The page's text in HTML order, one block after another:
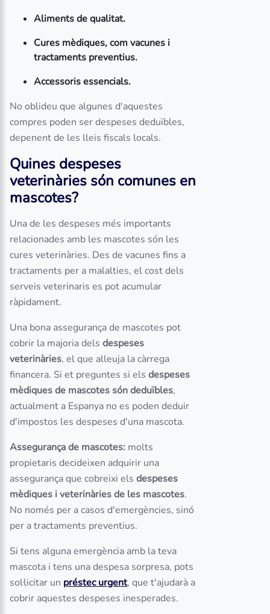
Aliments de qualitat.
Cures mèdiques, com vacunes i
tractaments preventius.
Accessoris essencials.
No oblideu que algunes d'aquestes
compres poden ser despeses deduïbles,
depenent de les lleis fiscals locals.
Quines despeses
veterinàries són comunes en
mascotes?
Una de les despeses més importants
relacionades amb les mascotes són les
cures veterinàries. Des de vacunes fins a
tractaments per a malalties, el cost dels
serveis veterinaris es pot acumular
ràpidament.
Una bona assegurança de mascotes pot
cobrir la majoria dels despeses
veterinàries, el que alleuja la càrrega
financera. Si et preguntes si els despeses
mèdiques de mascotes són deduïbles,
actualment a Espanya no es poden deduir
d'impostos les despeses d'una mascota.
Assegurança de mascotes: molts
propietaris decideixen adquirir una
assegurança que cobreixi els despeses
mèdiques i veterinàries de les mascotes.
No només per a casos d'emergències, sinó
per a tractaments preventius.
Si tens alguna emergència amb la teva
mascota i tens una despesa sorpresa, pots
sol·licitar un préstec urgent, que t'ajudarà a
cobrir aquestes despeses inesperades.